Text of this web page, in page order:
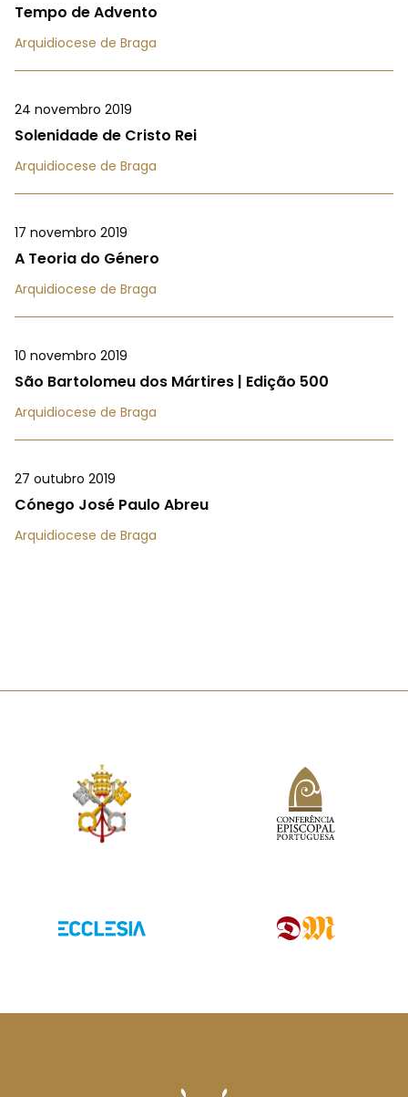
Tempo de Advento
Arquidiocese de Braga
24 novembro 2019
Solenidade de Cristo Rei
Arquidiocese de Braga
17 novembro 2019
A Teoria do Género
Arquidiocese de Braga
10 novembro 2019
São Bartolomeu dos Mártires | Edição 500
Arquidiocese de Braga
27 outubro 2019
Cónego José Paulo Abreu
Arquidiocese de Braga